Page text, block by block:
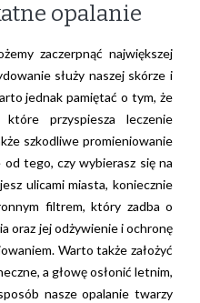
opalanie
zaczerpnąć największej
służy naszej skórze i
jednak pamiętać o tym, że
przyspiesza leczenie
szkodliwe promieniowanie
tego, czy wybierasz się na
ulicami miasta, koniecznie
filtrem, który zadba o
oraz jej odżywienie i ochronę
Warto także założyć
a głowę osłonić letnim,
nasze opalanie twarzy